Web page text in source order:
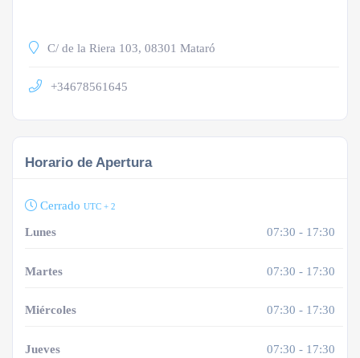
C/ de la Riera 103, 08301 Mataró
+34678561645
Horario de Apertura
Cerrado UTC + 2
Lunes 07:30 - 17:30
Martes 07:30 - 17:30
Miércoles 07:30 - 17:30
Jueves 07:30 - 17:30